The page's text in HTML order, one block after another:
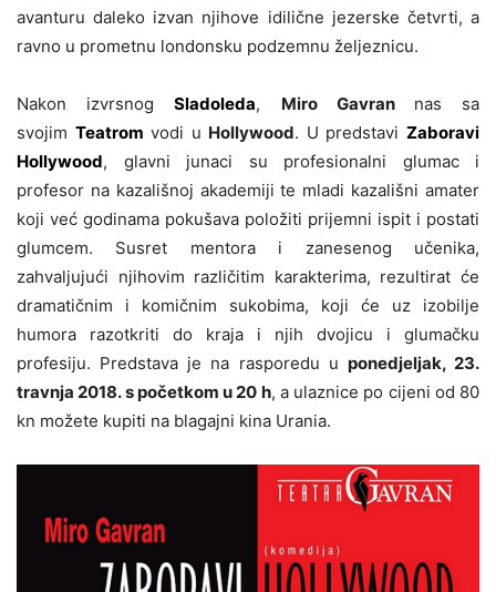
avanturu daleko izvan njihove idilične jezerske četvrti, a
ravno u prometnu londonsku podzemnu željeznicu.
Nakon izvrsnogSladoleda, Miro Gavran nas sa
svojim Teatrom vodi u Hollywood. U predstaviZaboravi
Hollywood, glavni junaci su profesionalni glumac i
profesor na kazališnoj akademiji te mladi kazališni amater
koji već godinama pokušava položiti prijemni ispit i postati
glumcem. Susret mentora i zanesenog učenika,
zahvaljujući njihovim različitim karakterima, rezultirat će
dramatičnim i komičnim sukobima, koji će uz izobilje
humora razotkriti do kraja i njih dvojicu i glumačku
profesiju. Predstava je na rasporedu u ponedjeljak, 23.
travnja 2018. s početkom u 20 h, a ulaznice po cijeni od 80
kn možete kupiti na blagajni kina Urania.